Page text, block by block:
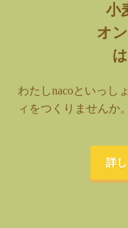
小
オ
わたしnacoといっし
ィをつくりませんか。
詳